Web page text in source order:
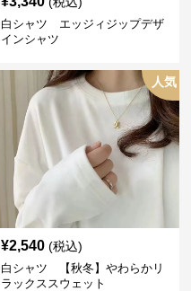
白シャツ エッジィジップデザ
インシャツ
人気
¥2,540 (税込)
白シャツ 【秋冬】やわらかリ
ラックススウェット